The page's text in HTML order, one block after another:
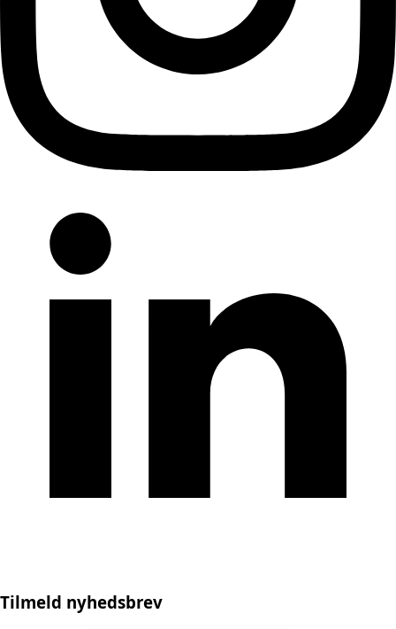
Tilmeld nyhedsbrev